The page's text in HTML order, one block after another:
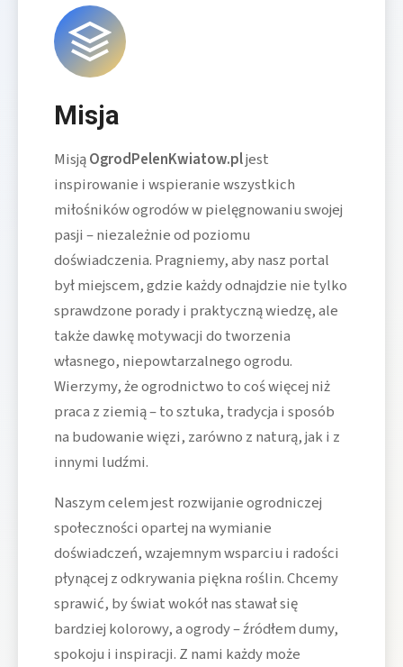
Misja
MisjąOgrodPelenKwiatow.pljest
inspirowanie i wspieranie wszystkich
miłośników ogrodów w pielęgnowaniu swojej
pasji – niezależnie od poziomu
doświadczenia. Pragniemy, aby nasz portal
był miejscem, gdzie każdy odnajdzie nie tylko
sprawdzone porady i praktyczną wiedzę, ale
także dawkę motywacji do tworzenia
własnego, niepowtarzalnego ogrodu.
Wierzymy, że ogrodnictwo to coś więcej niż
praca z ziemią – to sztuka, tradycja i sposób
na budowanie więzi, zarówno z naturą, jak i z
innymi ludźmi.
Naszym celem jest rozwijanie ogrodniczej
społeczności opartej na wymianie
doświadczeń, wzajemnym wsparciu i radości
płynącej z odkrywania piękna roślin. Chcemy
sprawić, by świat wokół nas stawał się
bardziej kolorowy, a ogrody – źródłem dumy,
spokoju i inspiracji. Z nami każdy może